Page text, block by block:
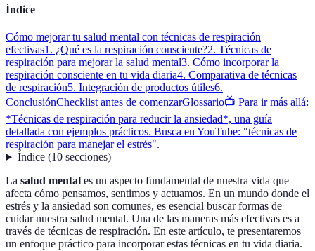
Índice
Cómo mejorar tu salud mental con técnicas de respiración
efectivas1. ¿Qué es la respiración consciente?2. Técnicas de
respiración para mejorar la salud mental3. Cómo incorporar la
respiración consciente en tu vida diaria4. Comparativa de técnicas
de respiración5. Integración de productos útiles6.
ConclusiónChecklist antes de comenzarGlossario📺 Para ir más allá:
*Técnicas de respiración para reducir la ansiedad*, una guía
detallada con ejemplos prácticos. Busca en YouTube: "técnicas de
respiración para manejar el estrés".
Índice(10 secciones)
La salud mental es un aspecto fundamental de nuestra vida que
afecta cómo pensamos, sentimos y actuamos. En un mundo donde el
estrés y la ansiedad son comunes, es esencial buscar formas de
cuidar nuestra salud mental. Una de las maneras más efectivas es a
través de técnicas de respiración. En este artículo, te presentaremos
un enfoque práctico para incorporar estas técnicas en tu vida diaria.